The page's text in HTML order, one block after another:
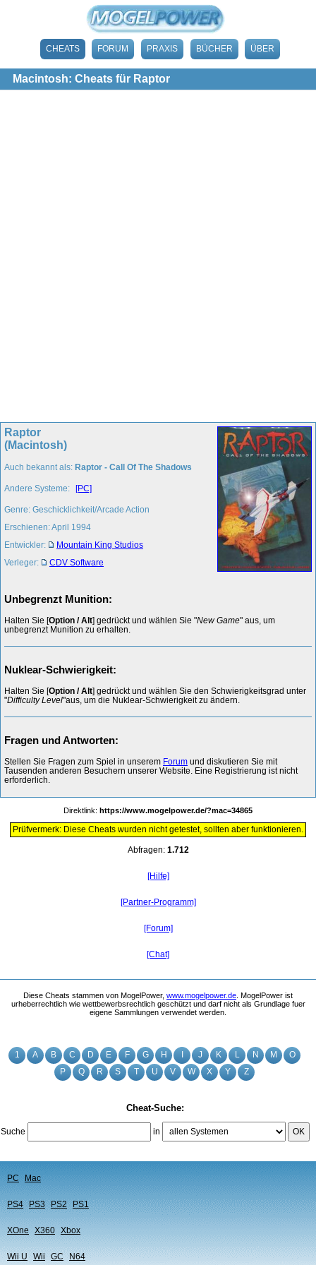
CHEATS FORUM PRAXIS BÜCHER ÜBER
Macintosh: Cheats für Raptor
1 A B C D E F G H J K L N M
O
P
Q R S T U V W X Y Z
Cheat-Suche:
Suche in OK
PC Mac
PS4 PS3 PS2 PS1
XOne X360 Xbox
Wii U Wii GC N64
Raptor
(Macintosh)
Auch bekannt als: Raptor - Call Of The Shadows
Andere Systeme: [PC]
Genre: Geschicklichkeit/Arcade Action
Erschienen: April 1994
Entwickler:
Mountain King Studios
Verleger:
CDV Software
Unbegrenzt Munition:
Halten Sie [Option / Alt] gedrückt und wählen Sie "New Game" aus, um
unbegrenzt Munition zu erhalten.
Nuklear-Schwierigkeit:
Halten Sie [Option / Alt] gedrückt und wählen Sie den Schwierigkeitsgrad unter
"Difficulty Level"aus, um die Nuklear-Schwierigkeit zu ändern.
Fragen und Antworten:
Stellen Sie Fragen zum Spiel in unserem Forum und diskutieren Sie mit
Tausenden anderen Besuchern unserer Website. Eine Registrierung ist nicht
erforderlich.
Direktlink: https://www.mogelpower.de/?mac=34865
Prüfvermerk: Diese Cheats wurden nicht getestet, sollten aber funktionieren.
Abfragen: 1.712
[Hilfe]
[Partner-Programm]
[Forum]
[Chat]
Diese Cheats stammen von MogelPower, www.mogelpower.de . MogelPower ist
urheberrechtlich wie wettbewerbsrechtlich geschützt und darf nicht als Grundlage fuer
eigene Sammlungen verwendet werden.